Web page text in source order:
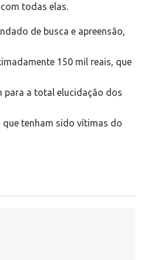
todas elas.
de busca e apreensão,
150 mil reais, que
para a total elucidação dos
tenham sido vítimas do